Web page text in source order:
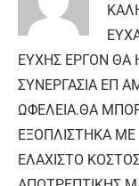
ΕΥΧΗΣ ΕΡΓΟΝ ΘΑ
ΣΥΝΕΡΓΑΣΙΑ ΕΠ
ΩΦΕΛΕΙΑ.ΘΑ
ΕΞΟΠΛΙΣΤΗΚΑ ΜΕ
ΕΛΑΧΙΣΤΟ